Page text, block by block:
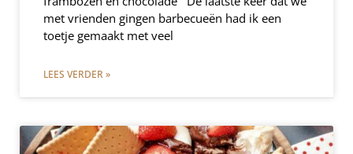
met vrienden gingen barbecueën had ik een
toetje gemaakt met veel
LEES VERDER »